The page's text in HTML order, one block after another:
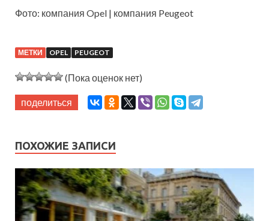
Фото: компания Opel | компания Peugeot
МЕТКИ OPEL PEUGEOT
(Пока оценок нет)
поделиться
ПОХОЖИЕ ЗАПИСИ